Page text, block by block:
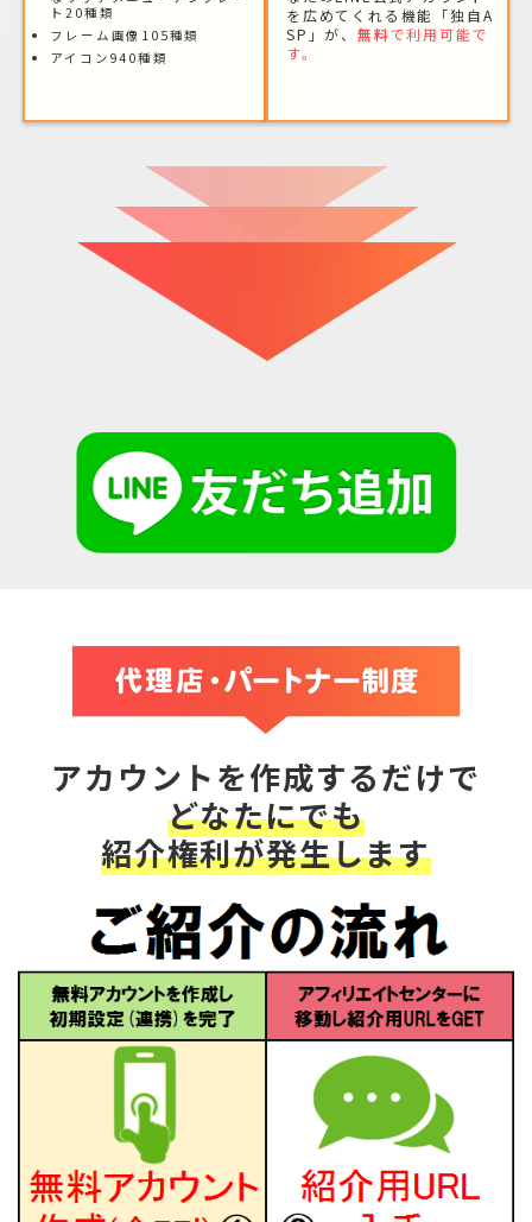
ト20種類
フレーム画像105種類
アイコン940種類
を広めてくれる機能「独自A
SP」が、 無料で利用可能で
す。
アカウントを作成するだけで
どなたにでも
紹介権利が発生します